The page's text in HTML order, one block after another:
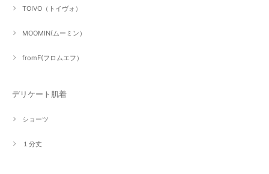
TOIVO（トイヴォ）
MOOMIN(ムーミン）
fromF(フロムエフ）
デリケート肌着
ショーツ
１分丈